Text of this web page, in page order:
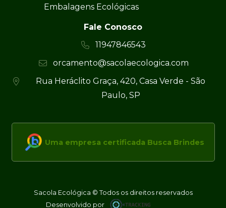
Embalagens Ecológicas
Fale Conosco
11947846543
orcamento@sacolaecologica.com
Rua Heráclito Graça, 420, Casa Verde - São
Paulo, SP
Uma empresa certificada Busca Brindes
Sacola Ecológica © Todos os direitos reservados
Desenvolvido por